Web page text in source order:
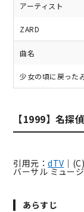
アーティスト
ZARD
曲名
少女の頃に戻った
【1999】名探
引用元：dTV ｜
バーサル ミュー
あらすじ